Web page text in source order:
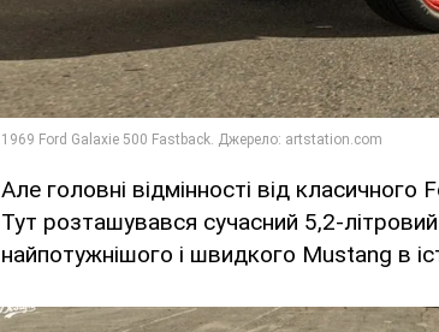
Але головні відмінності від
Тут розташувався сучасний 5,2-
найпотужнішого і швидкого Mustang в